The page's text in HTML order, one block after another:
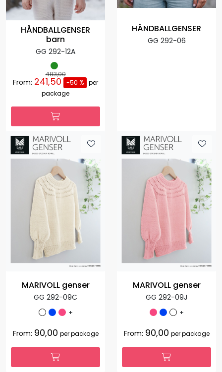
HÅNDBALLGENSER
barn
GG 292-12A
483,00
From: 241,50 -50 % per
package
HÅNDBALLGENSER
GG 292-06
MARIVOLL genser
GG 292-09C
+
From: 90,00 per package
MARIVOLL genser
GG 292-09J
+
From: 90,00 per package